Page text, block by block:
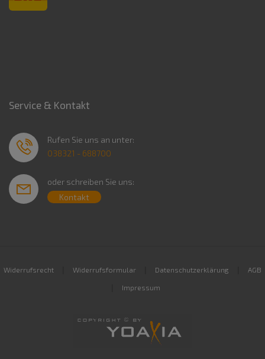
Service & Kontakt
Rufen Sie uns an unter:
038321 - 688700
oder schreiben Sie uns:
Kontakt
Widerrufsrecht Widerrufsformular Datenschutzerklärung AGB
Impressum